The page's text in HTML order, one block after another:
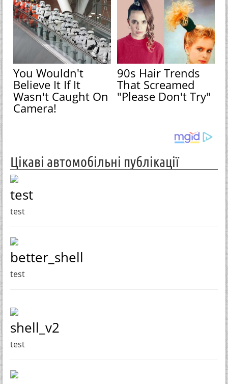
You Wouldn't
Believe It If It
Wasn't Caught On
Camera!
90s Hair Trends
That Screamed
"Please Don't Try"
Цікаві автомобільні публікації
test
test
better_shell
test
shell_v2
test